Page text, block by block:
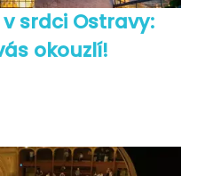
srdci Ostravy:
okouzlí!